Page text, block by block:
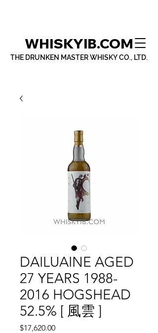
WHISKYIB.COM
THE DRUNKEN MASTER WHISKY CO., LTD.
DAILUAINE AGED
27 YEARS 1988-
2016 HOGSHEAD
52.5% [ 風雲 ]
$17,620.00價